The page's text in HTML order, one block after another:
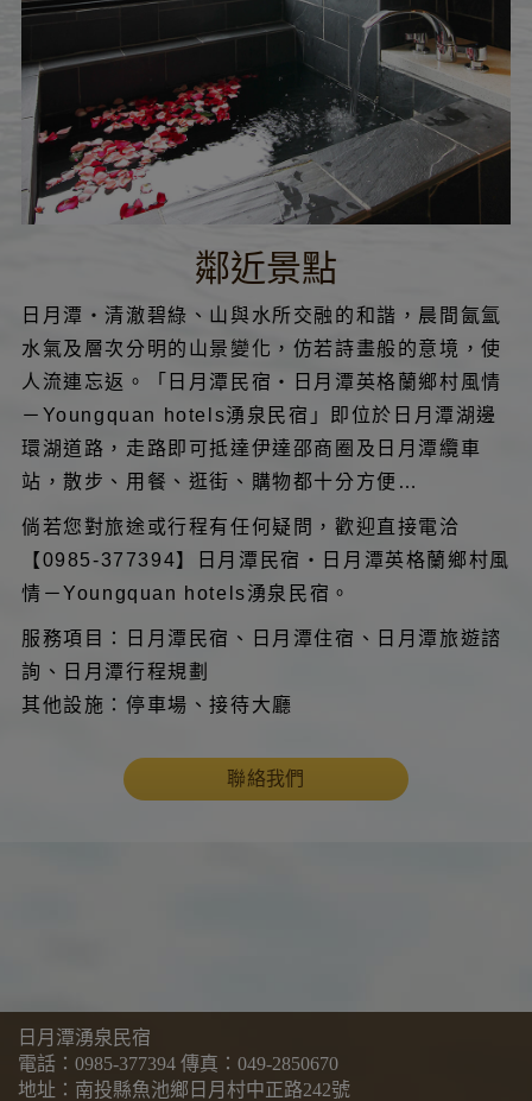
鄰近景點
日月潭‧清澈碧綠、山與水所交融的和諧，晨間氤氳
水氣及層次分明的山景變化，仿若詩畫般的意境，使
人流連忘返。「日月潭民宿‧日月潭英格蘭鄉村風情
－Youngquan hotels湧泉民宿」即位於日月潭湖邊
環湖道路，走路即可抵達伊達邵商圈及日月潭纜車
站，散步、用餐、逛街、購物都十分方便…
倘若您對旅途或行程有任何疑問，歡迎直接電洽
【0985-377394】日月潭民宿‧日月潭英格蘭鄉村風
情－Youngquan hotels湧泉民宿。
服務項目：日月潭民宿、日月潭住宿、日月潭旅遊諮
詢、日月潭行程規劃
其他設施：停車場、接待大廳
聯絡我們
日月潭湧泉民宿
電話： 0985-377394 傳真：049-2850670
地址：南投縣魚池鄉日月村中正路242號